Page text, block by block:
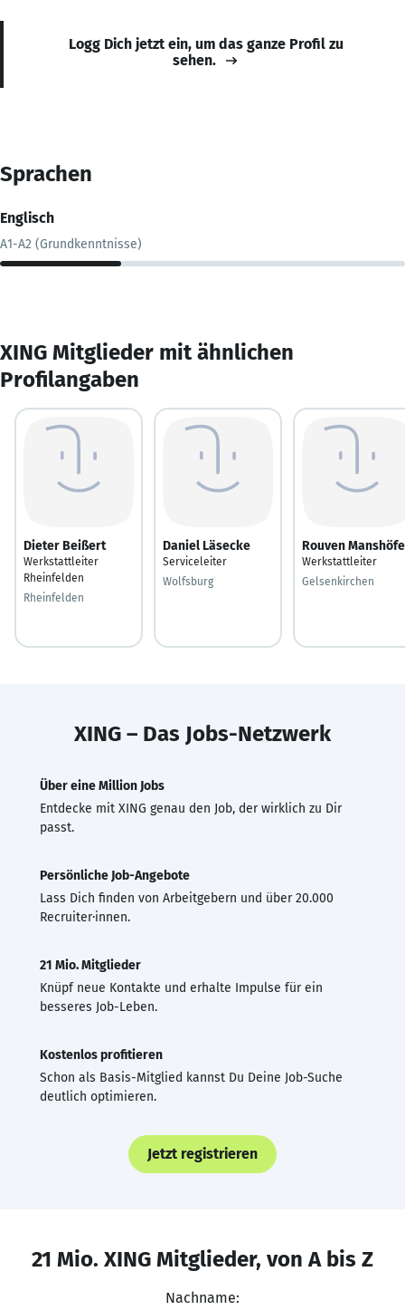
Logg Dich jetzt ein, um das ganze Profil zu
sehen.
Sprachen
Englisch
A1-A2 (Grundkenntnisse)
XING Mitglieder mit ähnlichen
Profilangaben
Dieter Beißert
Werkstattleiter
Rheinfelden
Rheinfelden
Daniel Läsecke
Serviceleiter
Wolfsburg
Rouven
Werkstattleiter
Gelsenkirchen
XING – Das Jobs-Netzwerk
Über eine Million Jobs
Entdecke mit XING genau den Job, der wirklich zu Dir
passt.
Persönliche Job-Angebote
Lass Dich finden von Arbeitgebern und über 20.000
Recruiter·innen.
21 Mio. Mitglieder
Knüpf neue Kontakte und erhalte Impulse für ein
besseres Job-Leben.
Kostenlos profitieren
Schon als Basis-Mitglied kannst Du Deine Job-Suche
deutlich optimieren.
Jetzt registrieren
21 Mio. XING Mitglieder, von A bis Z
Nachname: